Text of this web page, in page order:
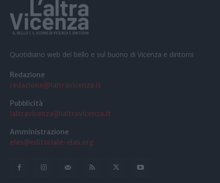
Quotidiano web del bello e sul buono di Vicenza e dintorni
Redazione
redazione@laltravicenza.it
Pubblicità
laltravicenza@laltravicenza.it
Amministrazione
elas@editoriale-elas.org